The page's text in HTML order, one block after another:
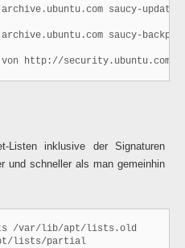
saucy-updates
saucy-
inklusive der Signaturen
und schneller als man gemeinhin
/var/lib/apt/lists.old
lists/partial